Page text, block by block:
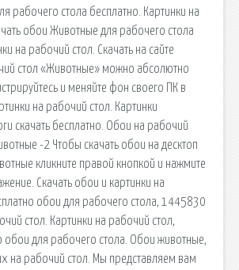
рабочего стола бесплатно. Картинки на
обои Животные для рабочего стола
на рабочий стол. Скачать на сайте
стол «Животные» можно абсолютно
и меняйте фон своего ПК в
на рабочий стол. Картинки
скачать бесплатно. Обои на рабочий
-2 Чтобы скачать обои на десктоп
кликните правой кнопкой и нажмите
Скачать обои и картинки на
обои для рабочего стола, 1445830
стол. Картинки на рабочий стол,
обои для рабочего стола. Обои животные,
на рабочий стол. Мы представляем вам